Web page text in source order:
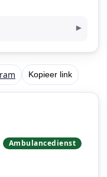
Kopieer link
Ambulancedienst